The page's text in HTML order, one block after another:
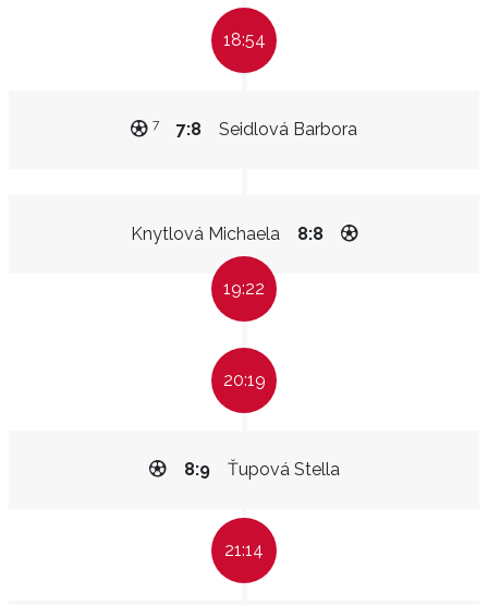
18:54
Seidlová Barbora
7:8
7
Knytlová Michaela 8:8
19:22
20:19
Ťupová Stella
8:9
21:14